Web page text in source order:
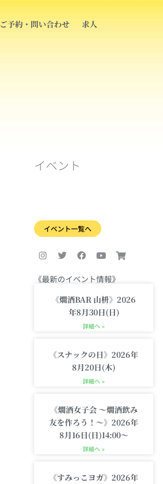
ご予約・問い合わせ 求人
イベント
イベント一覧へ
I
n
s
a
g
T
w
i
t
e
r
F
a
c
b
o
k
o
u
u
b
e
h
o
g
《最新のイベント情報》
《燗酒BAR 山枡》2026
年8月30日(日)
詳細へ »
《スナックの日》2026年
8月20日(木)
詳細へ »
《燗酒女子会 〜燗酒飲み
友を作ろう！〜》2026年
8月16日(日)14:00〜
詳細へ »
《すみっこヨガ》2026年